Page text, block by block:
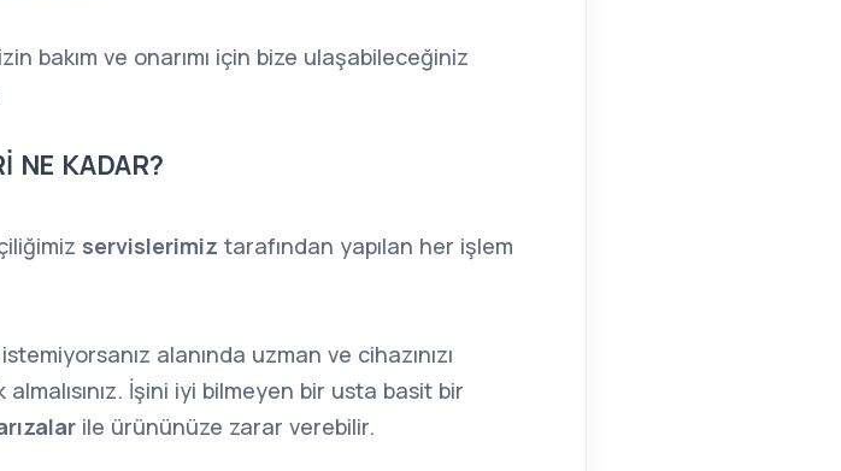
bakım ve onarımı için bize ulaşabileceğiniz
NE KADAR?
servislerimiz tarafından yapılan her işlem
alanında uzman ve cihazınızı
İşini iyi bilmeyen bir usta basit bir
ile ürününüze zarar verebilir.